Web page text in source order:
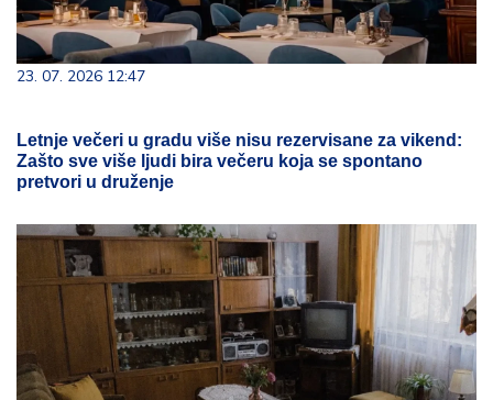
23. 07. 2026 12:47
Letnje večeri u gradu više nisu rezervisane za vikend:
Zašto sve više ljudi bira večeru koja se spontano
pretvori u druženje